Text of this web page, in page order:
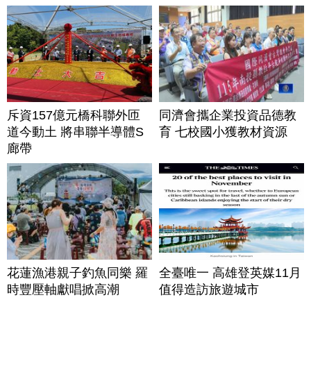
斥資157億元橋科聯外匝
道今動土 將串聯半導體S
廊帶
同濟會攜企業投資品德教
育 七校國小獲教材資源
花蓮漁港親子釣魚同樂 羅
時豐壓軸獻唱掀高潮
全臺唯一 高雄登英媒11月
值得造訪旅遊城市